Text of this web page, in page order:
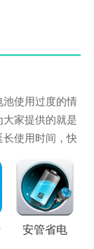
需求，提供
电等，满足不
用程序和任
台程序，减少
针对性的省电
长电池寿命。
使用过度的情
家提供的就是
使用时间，快
安管省电